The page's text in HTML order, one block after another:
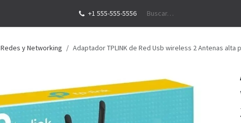
Servicios Precios Historias de éxito
+1 555-555-5556
Redes y Networking Adaptador TPLINK de Red Usb wireless 2 Antenas alta